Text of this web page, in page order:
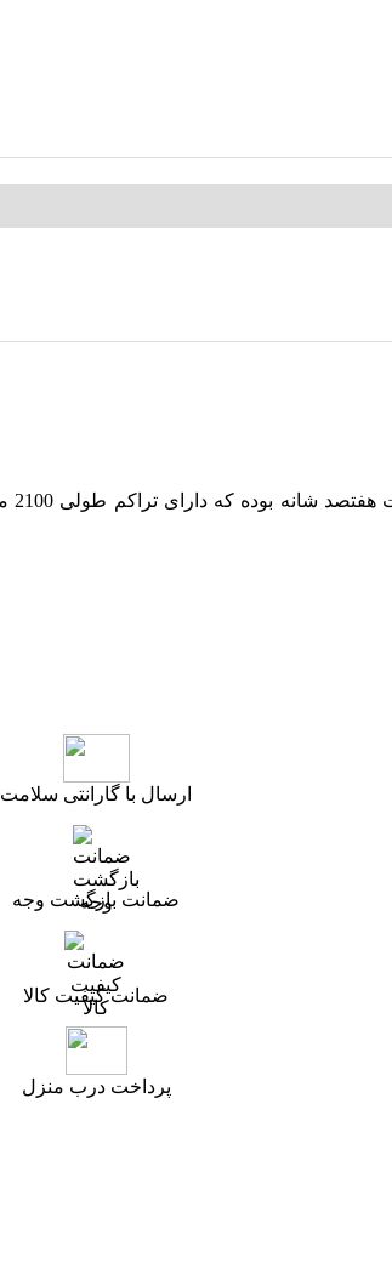
ارسال با گارانتی سلامت
ضمانت بازگشت وجه
ضمانت کیفیت کالا
پرداخت درب منزل